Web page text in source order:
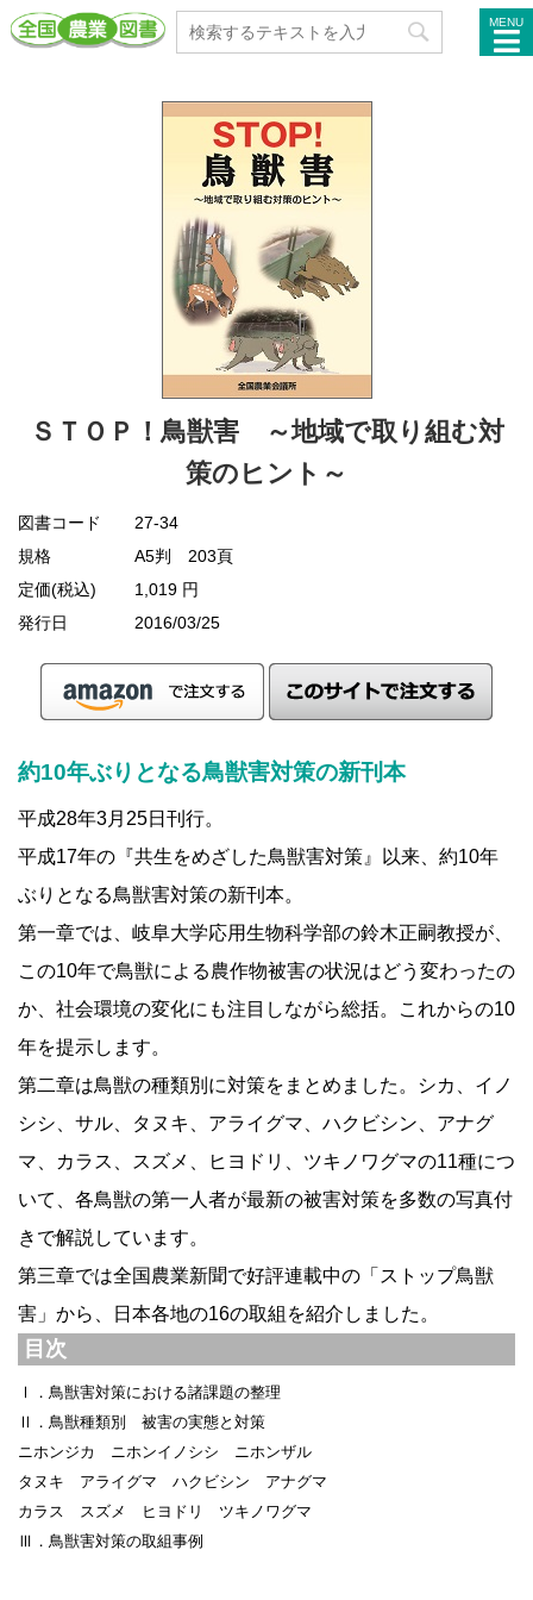
MENU
ＳＴＯＰ！鳥獣害 ～地域で取り組む対
策のヒント～
図書コード
27-34
規格
A5判 203頁
定価(税込)
1,019 円
発行日
2016/03/25
約10年ぶりとなる鳥獣害対策の新刊本
平成28年3月25日刊行。
平成17年の『共生をめざした鳥獣害対策』以来、約10年
ぶりとなる鳥獣害対策の新刊本。
第一章では、岐阜大学応用生物科学部の鈴木正嗣教授が、
この10年で鳥獣による農作物被害の状況はどう変わったの
か、社会環境の変化にも注目しながら総括。これからの10
年を提示します。
第二章は鳥獣の種類別に対策をまとめました。シカ、イノ
シシ、サル、タヌキ、アライグマ、ハクビシン、アナグ
マ、カラス、スズメ、ヒヨドリ、ツキノワグマの11種につ
いて、各鳥獣の第一人者が最新の被害対策を多数の写真付
きで解説しています。
第三章では全国農業新聞で好評連載中の「ストップ鳥獣
害」から、日本各地の16の取組を紹介しました。
目次
Ⅰ．鳥獣害対策における諸課題の整理
Ⅱ．鳥獣種類別 被害の実態と対策
ニホンジカ ニホンイノシシ ニホンザル
タヌキ アライグマ ハクビシン アナグマ
カラス スズメ ヒヨドリ ツキノワグマ
Ⅲ．鳥獣害対策の取組事例